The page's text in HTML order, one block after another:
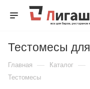
Тестомесы для
Главная — Каталог —
Тестомесы